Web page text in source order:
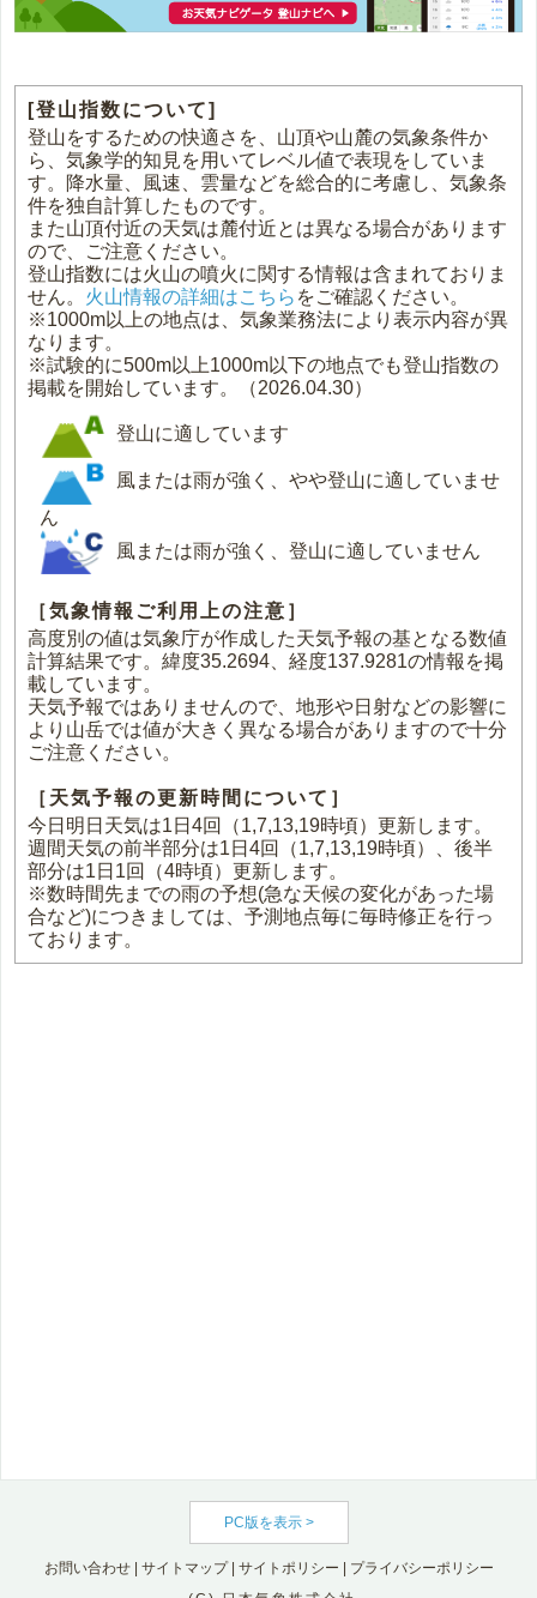
[登山指数について]
登山をするための快適さを、山頂や山麓の気象条件か
ら、気象学的知見を用いてレベル値で表現をしていま
す。降水量、風速、雲量などを総合的に考慮し、気象条
件を独自計算したものです。
また山頂付近の天気は麓付近とは異なる場合があります
ので、ご注意ください。
登山指数には火山の噴火に関する情報は含まれておりま
せん。 火山情報の詳細はこちら をご確認ください。
※1000m以上の地点は、気象業務法により表示内容が異
なります。
※試験的に500m以上1000m以下の地点でも登山指数の
掲載を開始しています。（2026.04.30）
登山に適しています
風または雨が強く、やや登山に適していませ
ん
風または雨が強く、登山に適していません
［気象情報ご利用上の注意］
高度別の値は気象庁が作成した天気予報の基となる数値
計算結果です。緯度35.2694、経度137.9281の情報を掲
載しています。
天気予報ではありませんので、地形や日射などの影響に
より山岳では値が大きく異なる場合がありますので十分
ご注意ください。
［天気予報の更新時間について］
今日明日天気は1日4回（1,7,13,19時頃）更新します。
週間天気の前半部分は1日4回（1,7,13,19時頃）、後半
部分は1日1回（4時頃）更新します。
※数時間先までの雨の予想(急な天候の変化があった場
合など)につきましては、予測地点毎に毎時修正を行っ
ております。
PC版を表示 >
お問い合わせ| サイトマップ| サイトポリシー
プライバシーポリシー